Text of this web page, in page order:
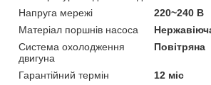
Напруга мережі
220~240 В
Матеріал поршнів насоса
Система охолодження
двигуна
Повітряна
Гарантійний термін
12 міс